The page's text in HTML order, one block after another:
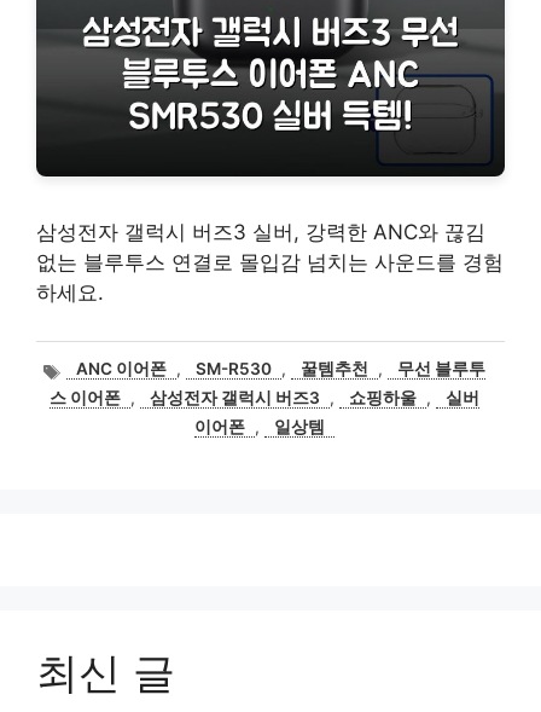
삼성전자 갤럭시 버즈3 실버, 강력한 ANC와 끊김
없는 블루투스 연결로 몰입감 넘치는 사운드를 경험
하세요.
태
그
ANC 이어폰 , SM-R530 , 꿀템추천 ,
무선 블루투
스 이어폰 , 삼성전자 갤럭시 버즈3 , 쇼핑하울 ,
실버
이어폰 , 일상템
최신 글